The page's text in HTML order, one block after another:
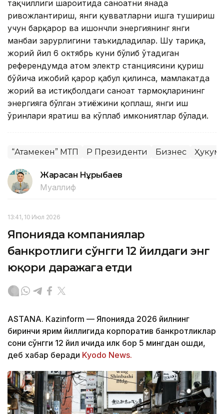
тақчиллиги шароитида саноатни янада
ривожлантириш, янги қувватларни ишга тушириш
учун барқарор ва ишончли энергиянинг янги
манбаи зарурлигини таъкидладилар. Шу тариқа,
жорий йил 6 октябрь куни бўлиб ўтадиган
референдумда атом электр станциясини қуриш
бўйича ижобий қарор қабул қилинса, мамлакатда
жорий ва истиқболдаги саноат тармоқларининг
энергияга бўлган эҳтиёжини қоплаш, янги иш
ўринлари яратиш ва кўплаб имкониятлар бўлади.
“Атамекен” МТП ҚР Президенти Бизнес
Жарасқан Нұрыбаев
Муаллиф
13:41, 10 Июл 2026
Японияда компаниялар
банкротлиги сўнгги 12 йилдаги энг
юқори даражага етди
ASTANA. Kazinform — Японияда 2026 йилнинг
биринчи ярим йиллигида корпоратив банкротликлар
сони сўнгги 12 йил ичида илк бор 5 мингдан ошди,
деб хабар беради Kyodo News.